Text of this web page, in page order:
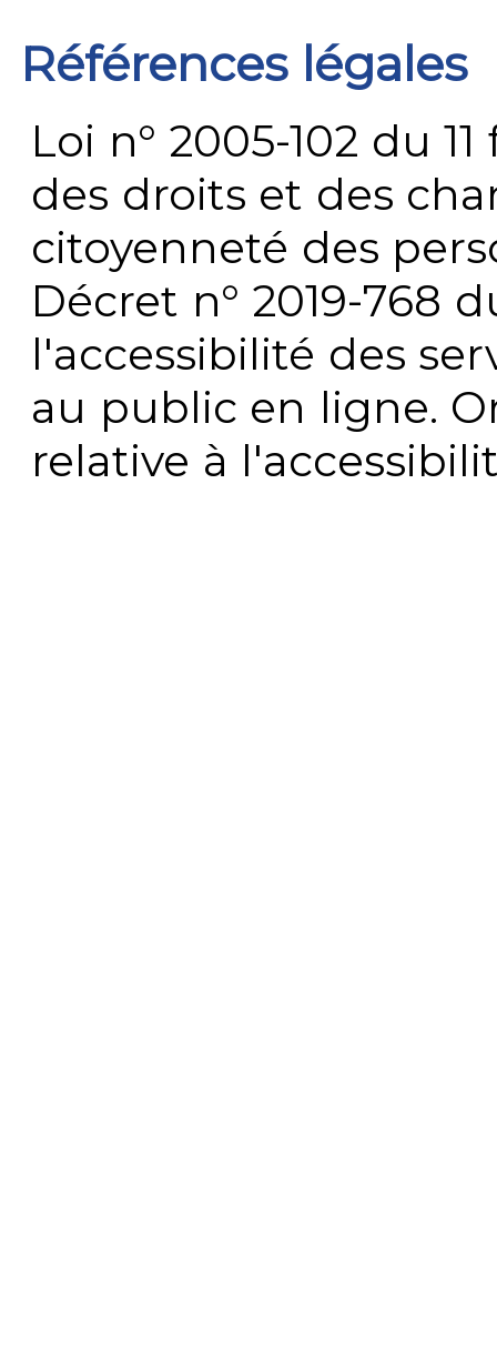
Références légales
Loi n° 2005-102 du
des droits et des
citoyenneté des
Décret n° 2019-768
l'accessibilité des
au public en ligne.
relative à